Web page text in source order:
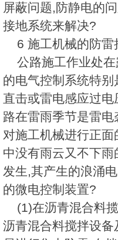
屏蔽问题,防静电的
接地系统来解决?
6 施工机械的防雷
公路施工作业处在
的电气控制系统特
直击或雷电感应过
路在雷雨季节是雷
对施工机械进行正
中没有雨云又不下
发生,其产生的浪涌
的微电控制装置?
(1)在沥青混合料
沥青混合料搅拌设